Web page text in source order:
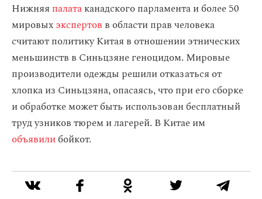
Нижняя палатаканадского парламента и более 50
мировыхэкспертов в области прав человека
считают политику Китая в отношении этнических
меньшинств в Синьцзяне геноцидом. Мировые
производители одежды решили отказаться от
хлопка из Синьцзяна, опасаясь, что при его сборке
и обработке может быть использован бесплатный
труд узников тюрем и лагерей. В Китае им
объявилибойкот.